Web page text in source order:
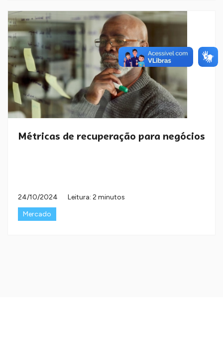
Métricas de recuperação para negócios
24/10/2024
Leitura: 2 minutos
Mercado